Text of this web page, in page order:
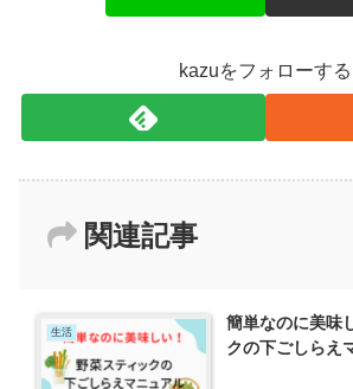
kazuをフォローする
関連記事
生活
簡単なのに美味
クの下ごしらえ